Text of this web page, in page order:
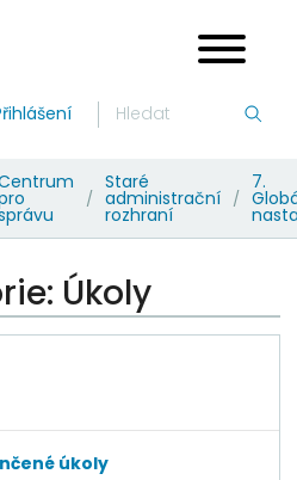
/
Staré
administrační
rozhraní
/
7.
Úkoly
úkoly